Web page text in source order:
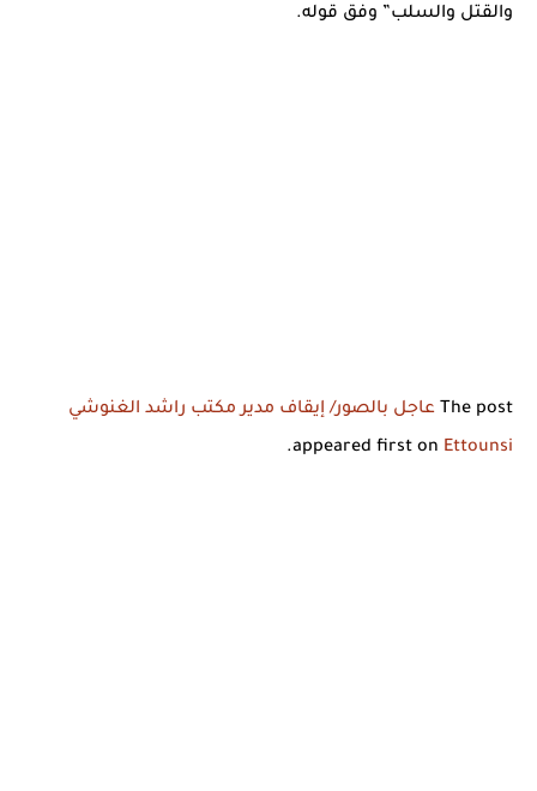
والقتل والسلب” وفق قوله.
The post عاجل بالصور/ إيقاف مدير مكتب راشد الغنوشي
appeared first on Ettounsi
.